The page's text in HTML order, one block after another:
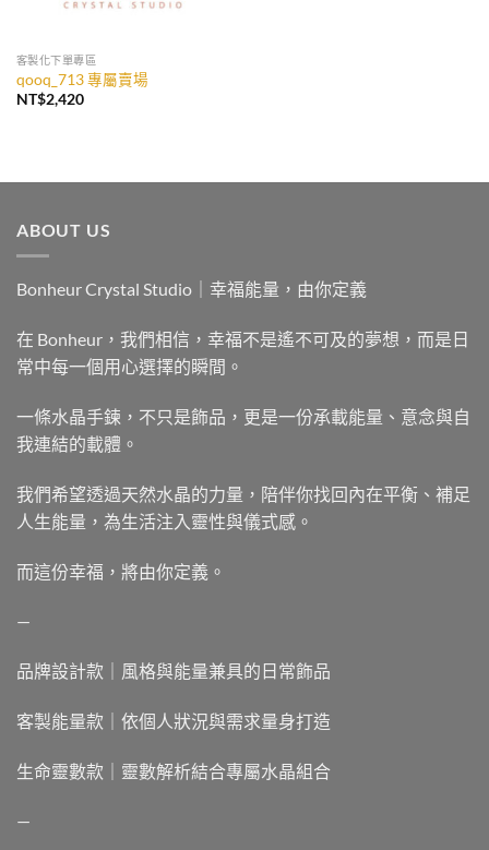
客製化下單專區
qooq_713 專屬賣場
NT$2,420
ABOUT US
Bonheur Crystal Studio｜幸福能量，由你定義
在 Bonheur，我們相信，幸福不是遙不可及的夢想，而是日
常中每一個用心選擇的瞬間。
一條水晶手鍊，不只是飾品，更是一份承載能量、意念與自
我連結的載體。
我們希望透過天然水晶的力量，陪伴你找回內在平衡、補足
人生能量，為生活注入靈性與儀式感。
而這份幸福，將由你定義。
—
品牌設計款｜風格與能量兼具的日常飾品
客製能量款｜依個人狀況與需求量身打造
生命靈數款｜靈數解析結合專屬水晶組合
—